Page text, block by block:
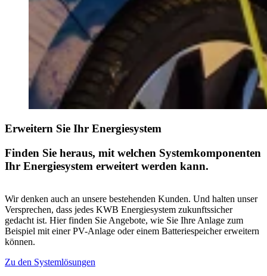
Erweitern Sie Ihr Energiesystem
Finden Sie heraus, mit welchen Systemkomponenten
Ihr Energiesystem erweitert werden kann.
Wir denken auch an unsere bestehenden Kunden. Und halten unser
Versprechen, dass jedes KWB Energiesystem zukunftssicher
gedacht ist. Hier finden Sie Angebote, wie Sie Ihre Anlage zum
Beispiel mit einer PV-Anlage oder einem Batteriespeicher erweitern
können.
Zu den Systemlösungen